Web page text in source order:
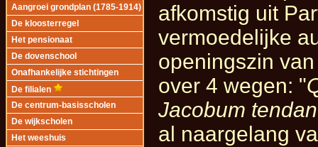
Aangroei grondplan (1785-1914)
De kloosterregel
Het pensionaat
De dovenschool
Onafhankelijke stichtingen
De filialen
De centrum-basisscholen
De wijkscholen
Het weeshuis
afkomstig uit
vermoedelijke
openingszin
over 4 wegen: "
Jacobum
al naargelang